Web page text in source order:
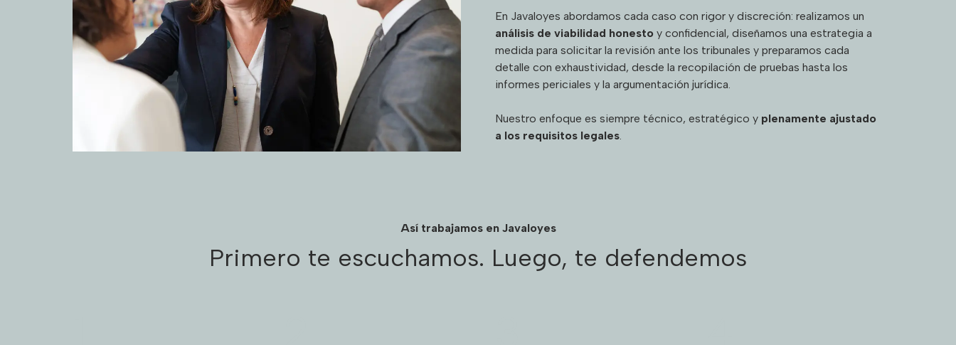
En Javaloyes abordamos cada caso con rigor y discreción: realizamos un
análisis de viabilidad honesto y confidencial, diseñamos una estrategia a
medida para solicitar la revisión ante los tribunales y preparamos cada
detalle con exhaustividad, desde la recopilación de pruebas hasta los
informes periciales y la argumentación jurídica.
Nuestro enfoque es siempre técnico, estratégico y plenamente ajustado
a los requisitos legales
Así trabajamos en Javaloyes
Primero te escuchamos. Luego, te defendemos